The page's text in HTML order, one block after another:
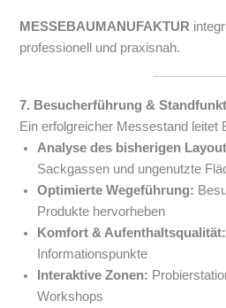
MESSEBAUMANUFAKTUR
professionell und praxisnah.
7. Besucherführung &
Ein erfolgreicher Messestand leitet
Analyse des bisherigen
Sackgassen und ungenutzte
Optimierte Wegeführung:
Produkte hervorheben
Komfort & Aufenthaltsqualität:
Informationspunkte
Interaktive Zonen:
Workshops